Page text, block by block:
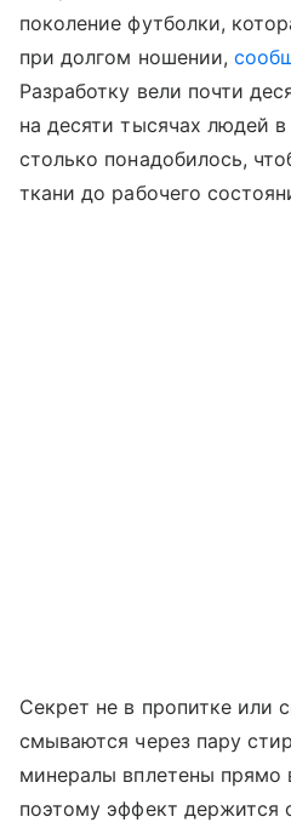
поколение футболки,
при долгом ношении,
Разработку вели почти
на десяти тысячах людей
столько понадобилось,
ткани до рабочего
Секрет не в пропитке или
смываются через пару
минералы вплетены прямо
поэтому эффект держится